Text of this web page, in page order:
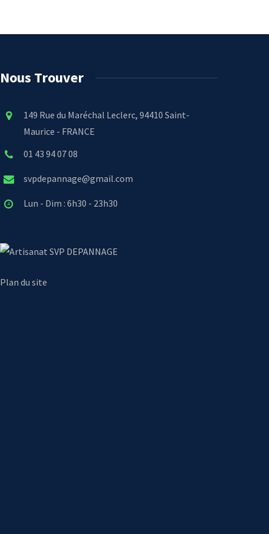
Nous Trouver
149 Rue du Maréchal Leclerc, 94410 Saint-
Maurice - FRANCE
01 43 94 07 08
svpdepannage@gmail.com
Lun - Dim : 6h30 - 23h30
SVP DEPANNAGE
Plan du site